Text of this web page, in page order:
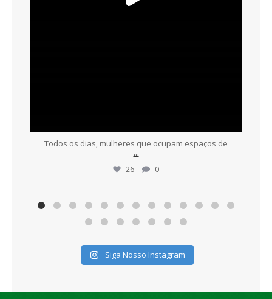
Todos os dias, mulheres que ocupam espaços de
...
26
0
Siga Nosso Instagram